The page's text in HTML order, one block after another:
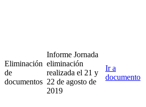
Eliminación
de
documentos
Informe Jornada
eliminación
realizada el 21 y
22 de agosto de
2019
Ir a
documento